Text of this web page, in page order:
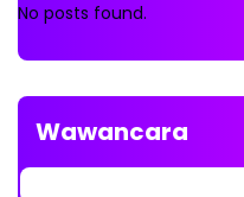
No posts found.
Wawancara